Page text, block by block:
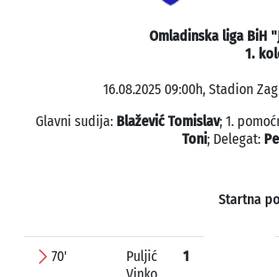
Omladinska liga BiH
1.
16.08.2025 09:00h, Stadion
Glavni sudija: Blažević Tomislav; 1.
Toni; Delegat:
Startna
70'
Puljić
1